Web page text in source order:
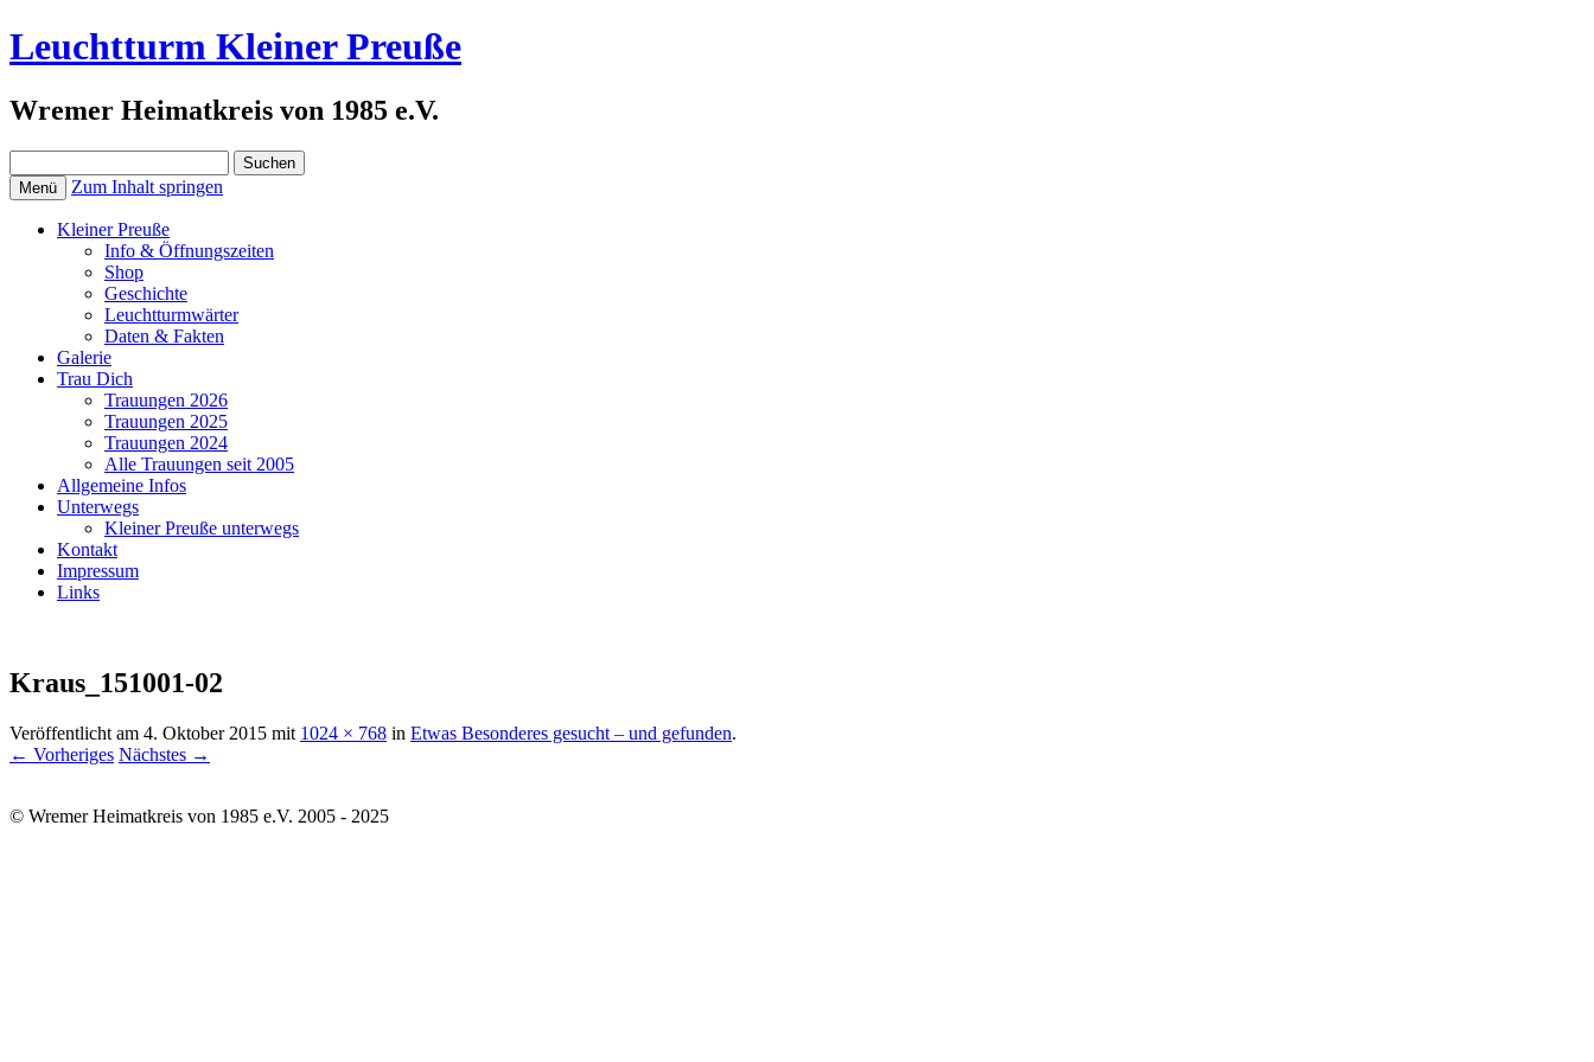
Leuchtturm Kleiner Preuße
Wremer Heimatkreis von 1985 e.V.
nach:
Menü Zum Inhalt springen
Kleiner Preuße
Info & Öffnungszeiten
Shop
Geschichte
Leuchtturmwärter
Daten & Fakten
Galerie
Trau Dich
Trauungen 2026
Trauungen 2025
Trauungen 2024
Alle Trauungen seit 2005
Allgemeine Infos
Unterwegs
Kleiner Preuße unterwegs
Kontakt
Impressum
Links
Kraus_151001-02
Veröffentlicht am 4. Oktober 2015 mit 1024 × 768 in Etwas Besonderes gesucht – und gefunden.
← Vorheriges Nächstes →
© Wremer Heimatkreis von 1985 e.V. 2005 - 2025